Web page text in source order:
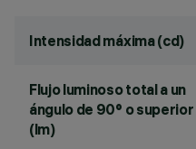
Intensidad máxima (cd)
Flujo luminoso total a un
ángulo de 90° o superior
(lm)